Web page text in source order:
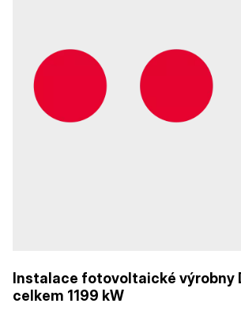
Instalace fotovoltaické výrobny
celkem 1199 kW